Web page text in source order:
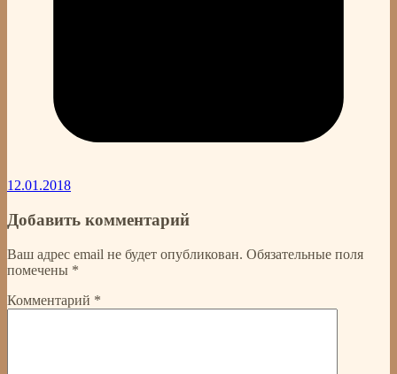
12.01.2018
Добавить комментарий
Ваш адрес email не будет опубликован. Обязательные поля
помечены *
Комментарий *